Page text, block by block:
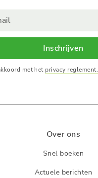
Inschrijven
met het privacy reglement.
Over ons
Snel boeken
Actuele berichten